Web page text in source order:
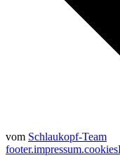
vom Schlaukopf-Team
footer.impressum.cookies